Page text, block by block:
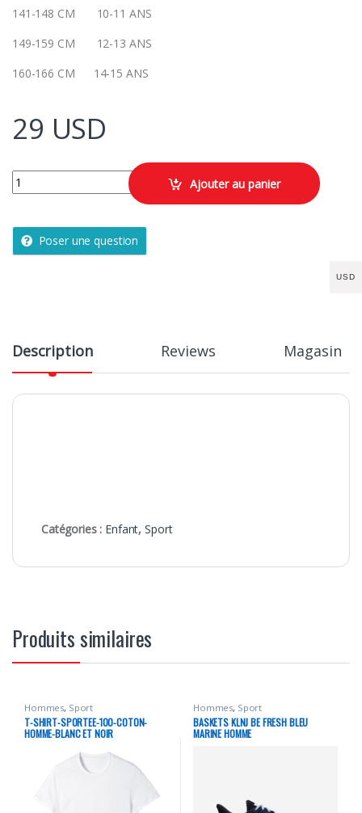
141-148 CM 10-11 ANS
149-159 CM 12-13 ANS
160-166 CM 14-15 ANS
29 USD
MAILLOT DE GARDIEN DE BUT F100 ENFANT VERT quantity
Ajouter au panier
Poser une question
Description Reviews Magasin
Catégories : Enfant,Sport
Produits similaires
Hommes, Sport
T-SHIRT-SPORTEE-100-COTON-
HOMME-BLANC ET NOIR
Hommes, Sport
BASKETS KLNJ BE FRESH BLEU
MARINE HOMME
USD